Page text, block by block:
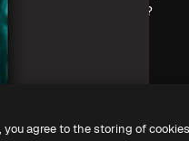
magnific.ai?
you agree to the storing of